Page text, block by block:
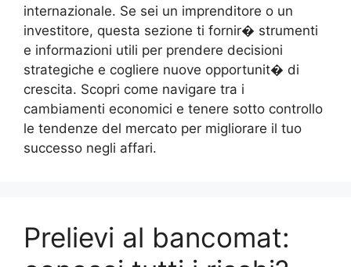
internazionale. Se sei un imprenditore o un
investitore, questa sezione ti fornir� strumenti
e informazioni utili per prendere decisioni
strategiche e cogliere nuove opportunit� di
crescita. Scopri come navigare tra i
cambiamenti economici e tenere sotto controllo
le tendenze del mercato per migliorare il tuo
successo negli affari.
Prelievi al bancomat: